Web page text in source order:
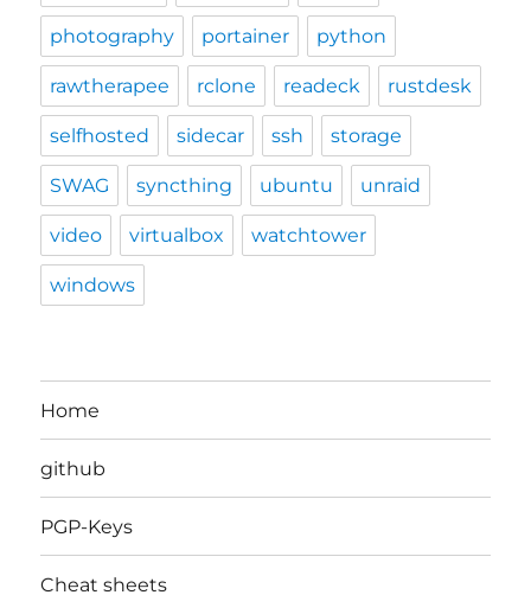
photography portainer python
rawtherapee rclone readeck rustdesk
selfhosted sidecar ssh storage
SWAG syncthing ubuntu unraid
video virtualbox watchtower
windows
Home
github
PGP-Keys
Cheat sheets